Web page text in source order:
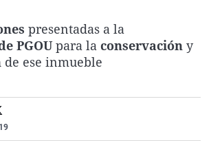
Gente viajera
Retornados
Galicia
Televisión
presentadas a la
PGOUpara la conservación y
de ese inmueble